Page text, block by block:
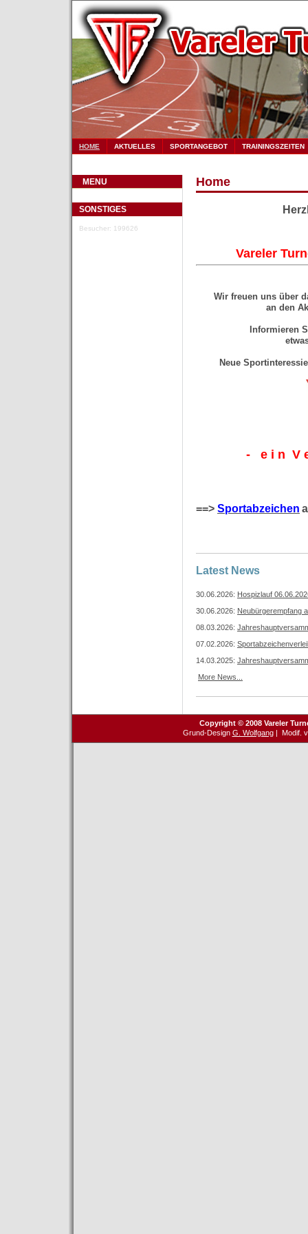
HOME AKTUELLES SPORTANGEBOT TRAININGSZEITEN
MENU
SONSTIGES
Besucher: 199626
Home
Vareler
Wir freuen uns über
an den
Informieren
Neue
- e i n V
==> Sportabzeichen
Latest News
30.06.2026: Hospizlauf
30.06.2026: Neubürgerempfang
08.03.2026:
07.02.2026:
14.03.2025:
More News...
Copyright © 2008 Vareler
Grund-Design G. Wolfgang| Modif.